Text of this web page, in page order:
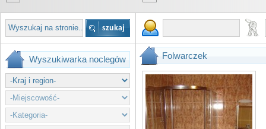
Folwarczek
Wyszukiwarka noclegów